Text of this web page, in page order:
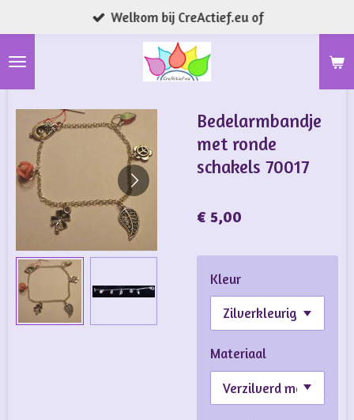
direct
naar
Welkom bij CreActief.eu of
Bedelarmbandje
met ronde
schakels 70017
€ 5,00
Kleur
Materiaal